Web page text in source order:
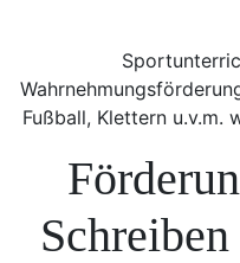
Fußball, Klettern u.v.m.